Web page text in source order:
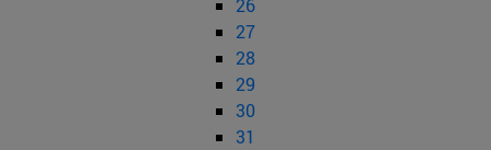
26
27
28
29
30
31